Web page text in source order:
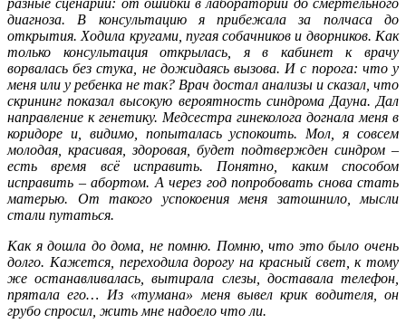
разные сценарии: от ошибки в лаборатории до смертельного
диагноза. В консультацию я прибежала за полчаса до
открытия. Ходила кругами, пугая собачников и дворников. Как
только консультация открылась, я в кабинет к врачу
ворвалась без стука, не дожидаясь вызова. И с порога: что у
меня или у ребенка не так? Врач достал анализы и сказал, что
скрининг показал высокую вероятность синдрома Дауна. Дал
направление к генетику. Медсестра гинеколога догнала меня в
коридоре и, видимо, попыталась успокоить. Мол, я совсем
молодая, красивая, здоровая, будет подтвержден синдром –
есть время всё исправить. Понятно, каким способом
исправить – абортом. А через год попробовать снова стать
матерью. От такого успокоения меня затошнило, мысли
стали путаться.
Как я дошла до дома, не помню. Помню, что это было очень
долго. Кажется, переходила дорогу на красный свет, к тому
же останавливалась, вытирала слезы, доставала телефон,
прятала его… Из «тумана» меня вывел крик водителя, он
грубо спросил, жить мне надоело что ли.